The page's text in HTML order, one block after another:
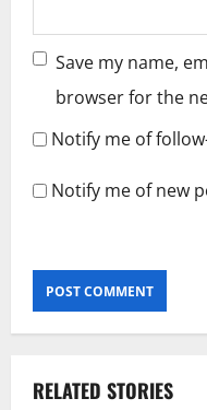
Save my name,
browser for the
Notify me of
Notify me of new
RELATED STORIES